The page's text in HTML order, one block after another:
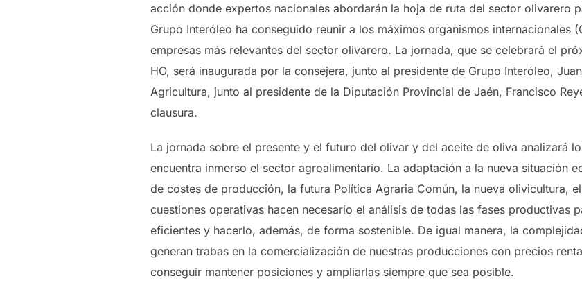
acción donde expertos nacionales abordarán la hoja de ruta del sector olivarero
Grupo Interóleo ha conseguido reunir a los máximos organismos internacionales
empresas más relevantes del sector olivarero. La jornada, que se celebrará el
HO, será inaugurada por la consejera, junto al presidente de Grupo Interóleo,
Agricultura, junto al presidente de la Diputación Provincial de Jaén, Francisco
clausura.
La jornada sobre el presente y el futuro del olivar y del aceite de oliva analizará
encuentra inmerso el sector agroalimentario. La adaptación a la nueva situación
de costes de producción, la futura Política Agraria Común, la nueva olivicultura,
cuestiones operativas hacen necesario el análisis de todas las fases productivas
eficientes y hacerlo, además, de forma sostenible. De igual manera, la
generan trabas en la comercialización de nuestras producciones con precios
conseguir mantener posiciones y ampliarlas siempre que sea posible.